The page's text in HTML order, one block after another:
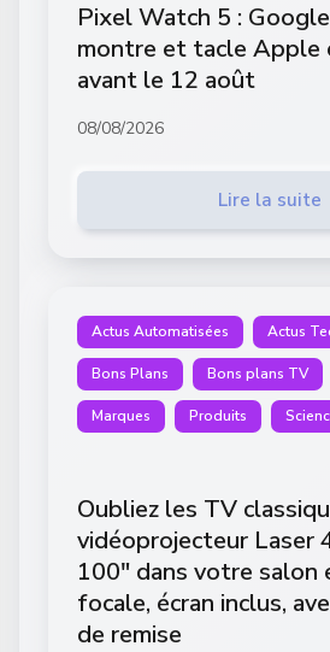
Pixel Watch 5 :
montre et tacle Apple
avant le 12 août
08/08/2026
Lire la suite
Actus Automatisées Actus
Bons Plans Bons plans TV
Marques Produits
Oubliez les TV
vidéoprojecteur Laser
100″ dans votre salon
focale, écran inclus,
de remise